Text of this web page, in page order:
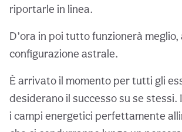
riportarle in linea.
D’ora in poi tutto funzionerà
configurazione astrale.
È arrivato il momento per tutti gli
desiderano il successo su se stessi.
i campi energetici perfettamente